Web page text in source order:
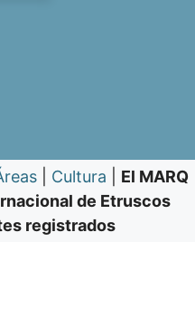
Cultura
El MARQ
de Etruscos
registrados